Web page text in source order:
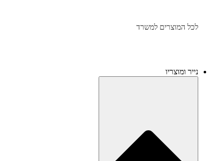
לכל המוצרים למשרד
נייר ומוצריו